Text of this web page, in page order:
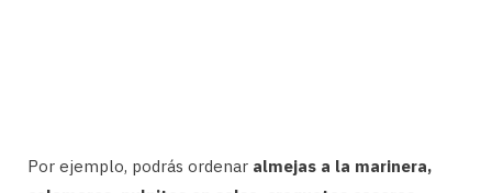
Por ejemplo, podrás ordenar almejas a la marinera,